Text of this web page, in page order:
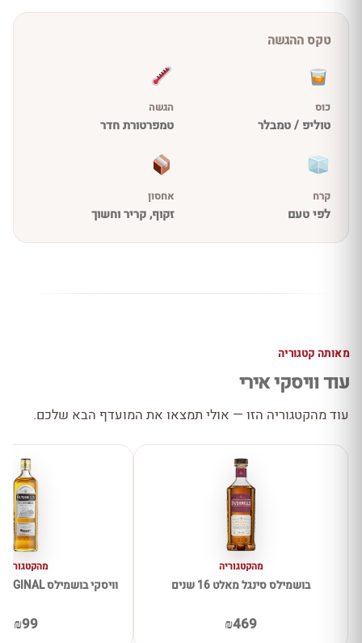
טקס ההגשה
כוס
טוליפ / טמבלר
הגשה
טמפרטורת חדר
קרח
לפי טעם
אחסון
זקוף, קריר וחשוך
מאותה קטגוריה
עוד וויסקי אירי
עוד מהקטגוריה הזו — אולי תמצאו את המועדף הבא שלכם.
מהקטגוריה
בושמילס סינגל מאלט 16 שנים
₪469
מהקטגוריה
וויסקי בושמילס BUSHMILLS ORIGINAL
₪99